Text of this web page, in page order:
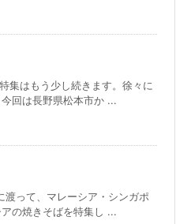
集はもう少し続きます。徐々に
回は長野県松本市か ...
渡って、マレーシア・シンガポ
の焼きそばを特集し ...